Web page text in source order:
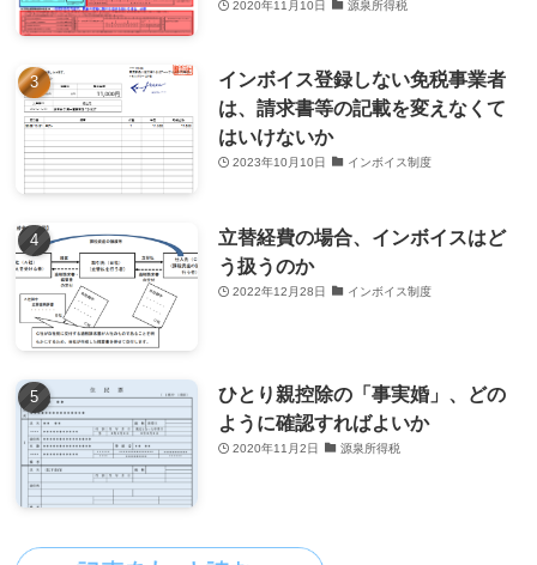
2020年11月10日 源泉所得税
インボイス登録しない免税事業者
は、請求書等の記載を変えなくて
はいけないか
2023年10月10日 インボイス制度
立替経費の場合、インボイスはど
う扱うのか
2022年12月28日 インボイス制度
ひとり親控除の「事実婚」、どの
ように確認すればよいか
2020年11月2日 源泉所得税